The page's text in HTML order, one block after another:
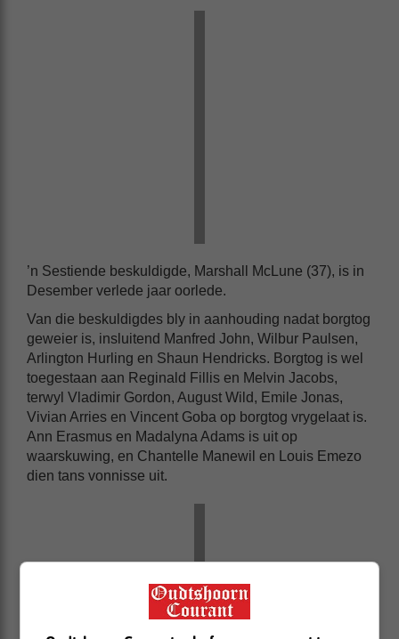
’n Sestiende beskuldigde, Marshall McLune (37), is in
Desember verlede jaar oorlede.
Van die beskuldigdes bly in aanhouding nadat borgtog
geweier is, insluitend Manfred John, Wilbur Paulsen,
Arlington Hurling en Shaun Hendricks. Borgtog is wel
toegestaan aan Reginald Fillis en Melvin Jacobs,
terwyl Vladimir Gordon, August Wild, Emile Jonas,
Vivian Arries en Vincent Goba op borgtog vrygelaat is.
Ann Erasmus en Madalyna Adams is uit op
waarskuwing, en Chantelle Manewil en Louis Emezo
dien tans vonnisse uit.